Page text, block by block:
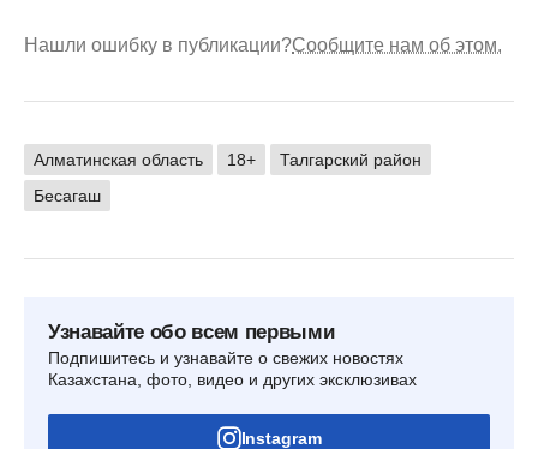
Нашли ошибку в публикации?Сообщите нам об этом.
Алматинская область 18+
Талгарский район
Бесагаш
Узнавайте обо всем первыми
Подпишитесь и узнавайте о свежих новостях
Казахстана, фото, видео и других эксклюзивах
Instagram